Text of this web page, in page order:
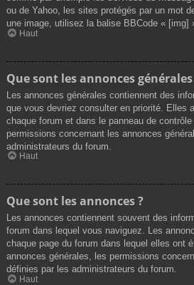
ou de Yahoo, les sites protégés par un mot
une image, utilisez la balise BBCode « [img]
Haut
Que sont les annonces générales
Les annonces générales contiennent des
que vous devriez consulter en priorité. Elles
chaque forum et dans le panneau de contrôle
permissions concernant les annonces
administrateurs du forum.
Haut
Que sont les annonces ?
Les annonces contiennent souvent des
forum dans lequel vous naviguez. Les
chaque page du forum dans lequel elles ont
annonces générales, les permissions
définies par les administrateurs du forum.
Haut